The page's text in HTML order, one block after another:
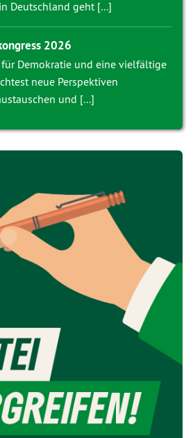
Deutschland geht [...]
2026
Demokratie und eine vielfältige
neue Perspektiven
und [...]